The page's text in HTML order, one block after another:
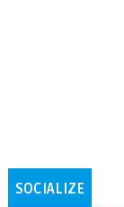
SOCIALIZE